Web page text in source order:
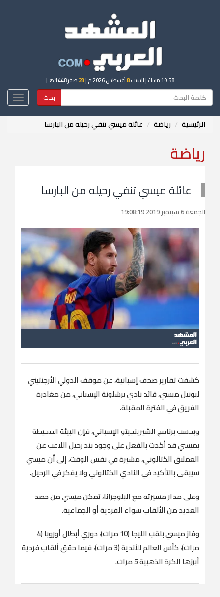
10:58 مساءً | السبت8أغسطس 2026 م | 23 صفر 1448 هـ |
بحث
الرئيسية رياضة عائلة ميسي تنفي رحيله من البارسا
رياضة
عائلة ميسي تنفي رحيله من البارسا
الجمعة 6 سبتمبر 2019 19:08:19
كشفت تقارير صحف إسبانية، عن موقف الدولي الأرجنتيني
ليونيل ميسي، قائد نادي ​برشلونة​ الإسباني، من مغادرة
الفريق في الفترة المقبلة.
وبحسب برنامج الشيرينجيتو الإسباني، فإن البيئة المحيطة
بميسي قد أكدت بالفعل على وجود بند رحيل اللاعب عن
العملاق الكتالوني، مشيرة في نفس الوقت، إلى أن ميسي
سيبقى بالتأكيد في النادي الكتالوني ولا يفكر في ​الرحيل​.
وعلى مدار مسيرته مع البلوجرانا، تمكن ميسي من حصد
العديد من الألقاب سواء الفردية أو الجماعية.
وفاز ميسي بلقب الليجا (10 مرات)، دوري أبطال أوروبا (4
مرات)، كأس العالم للأندية (3 مرات)، فيما حقق ألقاب فردية
أبرزها الكرة الذهبية 5 مرات.